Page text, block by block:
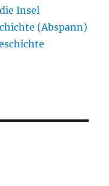
Insel
(Abspann)